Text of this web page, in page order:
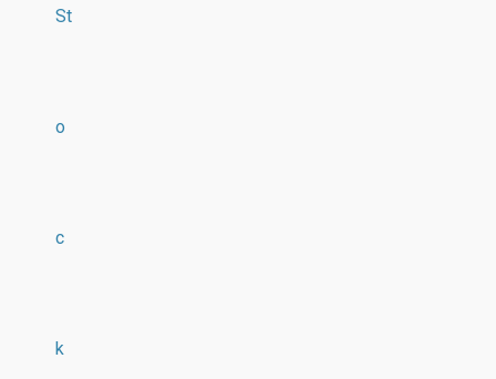
St
o
c
k